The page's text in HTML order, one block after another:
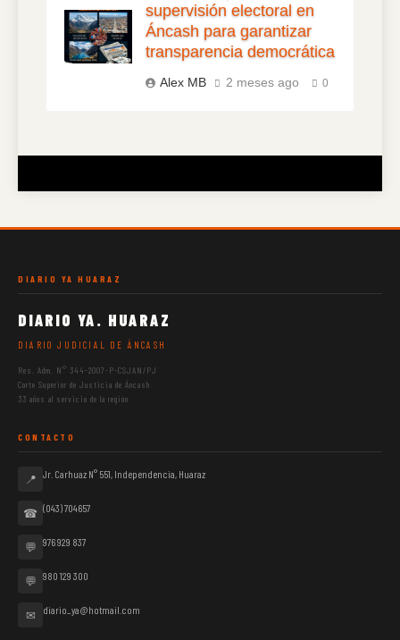
supervisión electoral en
Áncash para garantizar
transparencia democrática
Alex MB 2 meses ago 0
DIARIO YA HUARAZ
DIARIO YA. HUARAZ
DIARIO JUDICIAL DE ÁNCASH
Res. Adm. N° 344-2007-P-CSJAN/PJ
Corte Superior de Justicia de Áncash
33 años al servicio de la región
CONTACTO
📍 Jr. Carhuaz N° 551, Independencia, Huaraz
☎ (043) 704657
💬 976 929 837
💬 980 129 300
✉ diario_ya@hotmail.com